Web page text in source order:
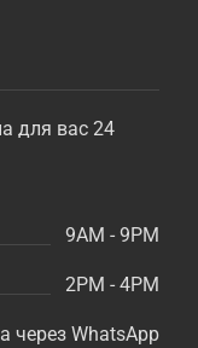
для вас 24
9AM - 9PM
2PM - 4PM
через WhatsApp